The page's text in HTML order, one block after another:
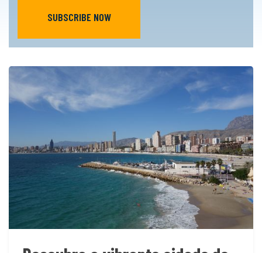
SUBSCRIBE NOW